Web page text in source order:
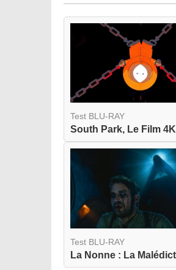
Test BLU-RAY
South Park, Le Film 4K
Test BLU-RAY